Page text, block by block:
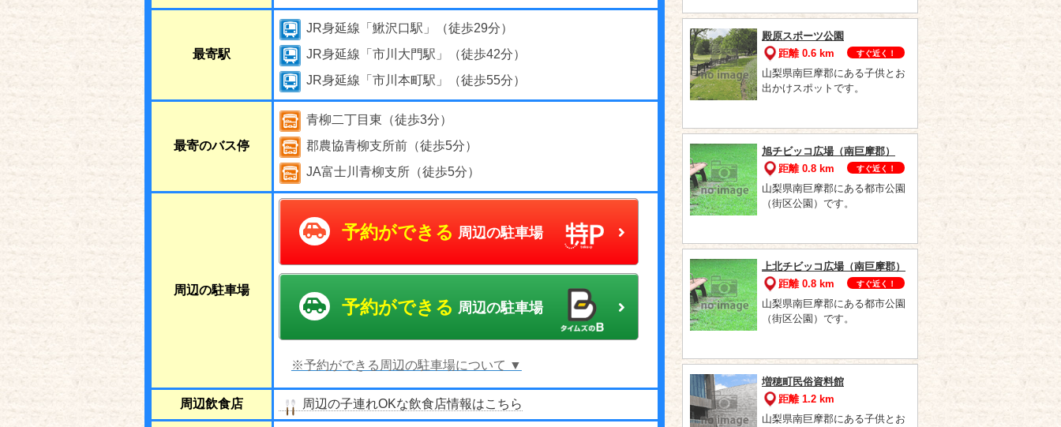
最寄駅
JR身延線「鰍沢口駅」（徒歩29分）
JR身延線「市川大門駅」（徒歩42分）
JR身延線「市川本町駅」（徒歩55分）
最寄のバス停
青柳二丁目東（徒歩3分）
郡農協青柳支所前（徒歩5分）
JA富士川青柳支所（徒歩5分）
周辺の駐車場
予約ができる 周辺の駐車場
予約ができる 周辺の駐車場
※予約ができる周辺の駐車場について ▼
周辺飲食店 周辺の子連れOKな飲食店情報はこちら
殿原スポーツ公園
距離 0.6 km
すぐ近く！
山梨県南巨摩郡にある子供とお
出かけスポットです。
旭チビッコ広場（南巨摩郡）
距離 0.8 km
すぐ近く！
山梨県南巨摩郡にある都市公園
（街区公園）です。
上北チビッコ広場（南巨摩郡）
距離 0.8 km
すぐ近く！
山梨県南巨摩郡にある都市公園
（街区公園）です。
増穂町民俗資料館
距離 1.2 km
山梨県南巨摩郡にある子供とお